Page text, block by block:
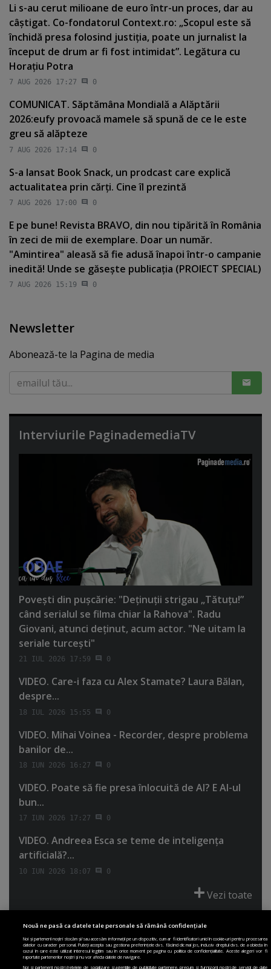
Li s-au cerut milioane de euro într-un proces, dar au
câştigat. Co-fondatorul Context.ro: „Scopul este să
închidă presa folosind justiţia, poate un jurnalist la
început de drum ar fi fost intimidat”. Legătura cu
Horaţiu Potra
7 AUG 2026 17:27 0
COMUNICAT. Săptămâna Mondială a Alăptării
2026:eufy provoacă mamele să spună de ce le este
greu să alăpteze
7 AUG 2026 17:14 0
S-a lansat Book Snack, un prodcast care explică
actualitatea prin cărţi. Cine îl prezintă
7 AUG 2026 17:00 0
E pe bune! Revista BRAVO, din nou tipărită în România
în zeci de mii de exemplare. Doar un număr.
"Amintirea" aleasă să fie adusă înapoi într-o campanie
inedită! Unde se găseşte publicaţia (PROIECT SPECIAL)
7 AUG 2026 15:19 0
Newsletter
Abonează-te la Pagina de media
Interviurile PaginademediaTV
Poveşti din puşcărie: "Deţinuţii strigau „Tătuţu!”
când serialul se filma chiar la Rahova". Radu
Giovani, atunci deţinut, acum actor. "Ne uitam la
seriale turceşti"
21 IUL 2026 17:59 0
VIDEO. Care-i faza cu Alex Stamate? Laura Bălan,
despre...
18 IUL 2026 15:55 0
VIDEO. Mihai Voinea - Recorder, despre problema
banilor de...
18 IUN 2026 16:27 0
VIDEO. Poate să fie presa înlocuită de AI? E AI-ul
bun...
17 IUN 2026 17:27 0
VIDEO. Andreea Esca se teme de inteligenţa
artificială?...
10 IUN 2026 18:07 0
Vezi toate
PRIMA PAGINĂ
POLITICA DE COLECTARE ACORD COOKIE
Nouă ne pasă ca datele tale personale să rămână confidențiale
Noi și partenerii noștri stocăm și/sau accesăm informații pe un dispozitiv, cum ar fi identificatori unici în cookie-uri pentru procesarea
datelor cu caracter personal. Puteți accepta sau gestiona preferințele dvs. făcând clic mai jos, inclusiv dreptul dvs. de a obiecta în
cazul în care este utilizat interesul legitim sau în orice moment pe pagina cu politica de confidențialitate. Aceste alegeri vor fi
raportate partenerilor noștri și nu vor afecta datele de navigare.
Noi si partenerii nostri (retelele de socializare si agentiile de publicitate partenere, precum si furnizorii nostri de servicii de date